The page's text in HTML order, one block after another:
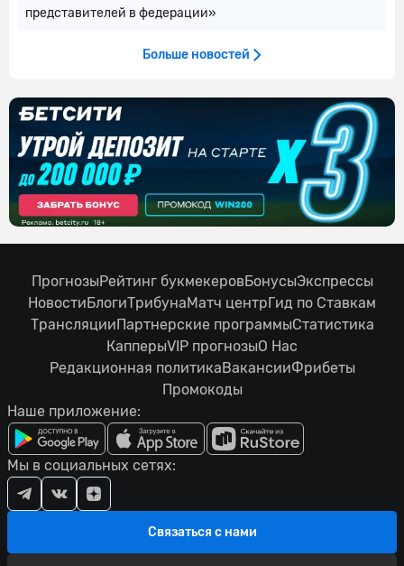
представителей в федерации»
Больше новостей
ПрогнозыРейтинг букмекеровБонусыЭкспрессы
НовостиБлогиТрибунаМатч центрГид по Ставкам
ТрансляцииПартнерские программыСтатистика
КапперыVIP прогнозыО Нас
Редакционная политикаВакансииФрибеты
Промокоды
Наше приложение:
Связаться с нами
Мы в социальных сетях: